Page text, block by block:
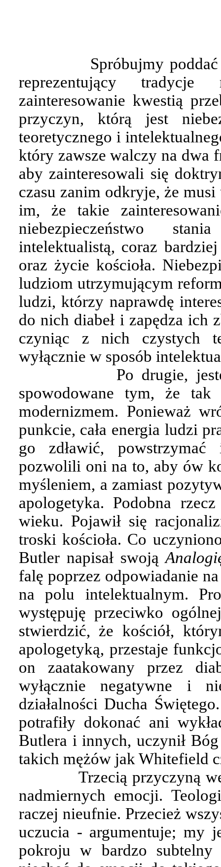
Spróbujmy
reprezentujący tradycje
zainteresowanie kwestią
przyczyn, którą jest
teoretycznego i
który zawsze walczy na dwa
aby zainteresowali się
czasu zanim odkryje, że
im, że takie
niebezpieczeństwo
intelektualistą, coraz
oraz życie kościoła.
ludziom utrzymującym
ludzi, którzy naprawdę
do nich diabeł i zapędza ich
czyniąc z nich czystych
wyłącznie w sposób
Po drugie,
spowodowane tym, że
modernizmem. Ponieważ
punkcie, cała energia ludzi
go zdławić,
pozwolili oni na to, aby ów
myśleniem, a zamiast
apologetyka. Podobna
wieku. Pojawił się
troski kościoła. Co
Butler napisał swoją
falę poprzez odpowiadanie
na polu intelektualnym.
występuję przeciwko
stwierdzić, że kościół,
apologetyką, przestaje
on zaatakowany przez
wyłącznie negatywne i
działalności Ducha
potrafiły dokonać ani
Butlera i innych, uczynił
takich mężów jak Whitefield
Trzecią przyczyną
nadmiernych emocji.
raczej nieufnie. Przecież
uczucia - argumentuje; my
pokroju w bardzo